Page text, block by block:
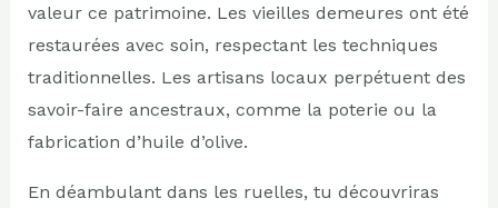
valeur ce patrimoine. Les vieilles demeures ont été
restaurées avec soin, respectant les techniques
traditionnelles. Les artisans locaux perpétuent des
savoir-faire ancestraux, comme la poterie ou la
fabrication d’huile d’olive.
En déambulant dans les ruelles, tu découvriras